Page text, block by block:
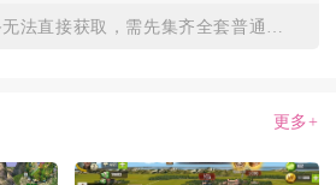
影之刃2究极梦华装备无法直接获取，需先集齐全套普通梦华装备，...
更多+